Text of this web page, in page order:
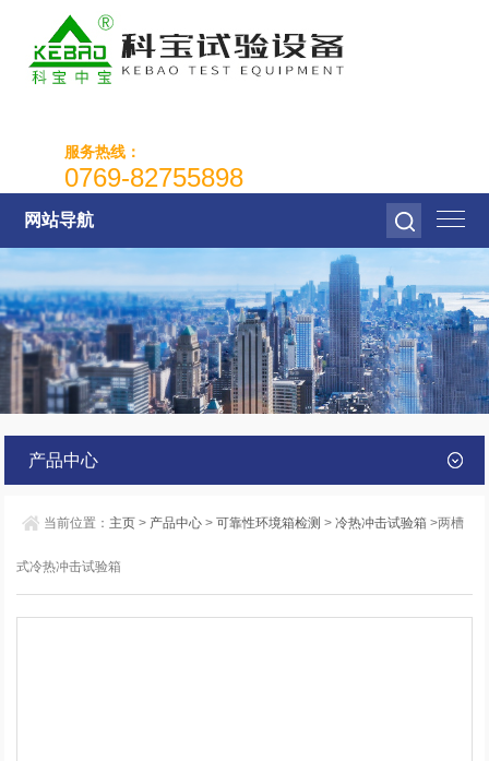
服务热线：
0769-82755898
网站导航
产品中心
当前位置： 主页 > 产品中心 >可靠性环境箱检测 >冷热冲击试验箱 >两槽
式冷热冲击试验箱